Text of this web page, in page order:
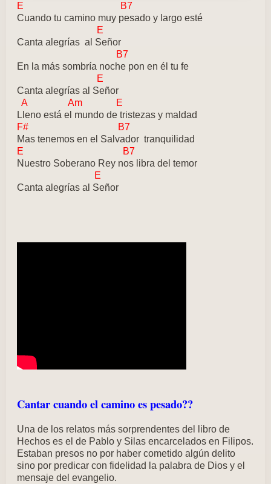
E B7
Cuando tu camino muy pesado y largo esté
E
Canta alegrías al Señor
B7
En la más sombría noche pon en él tu fe
E
Canta alegrías al Señor
A Am E
Lleno está el mundo de tristezas y maldad
F# B7
Mas tenemos en el Salvador tranquilidad
E B7
Nuestro Soberano Rey nos libra del temor
E
Canta alegrías al Señor
Cantar cuando el camino es pesado??
Una de los relatos más sorprendentes del libro de
Hechos es el de Pablo y Silas encarcelados en Filipos.
Estaban presos no por haber cometido algún delito
sino por predicar con fidelidad la palabra de Dios y el
mensaje del evangelio.